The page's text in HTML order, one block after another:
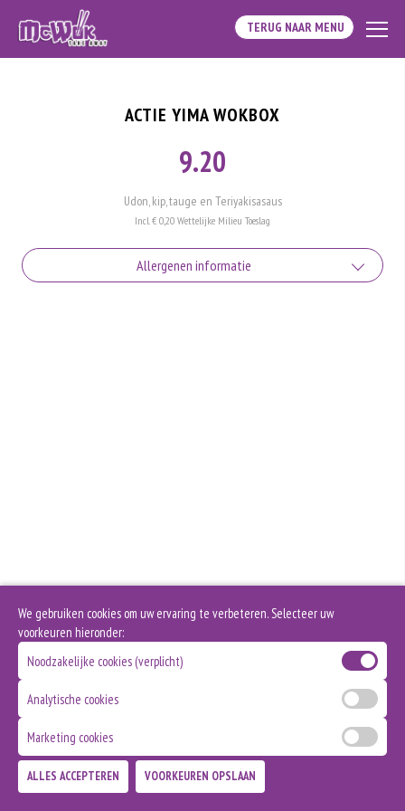
TERUG NAAR MENU
ACTIE YIMA WOKBOX
9.20
Udon, kip, tauge en Teriyakisasaus
Incl. € 0,20 Wettelijke Milieu Toeslag
Allergenen informatie
We gebruiken cookies om uw ervaring te verbeteren. Selecteer uw
voorkeuren hieronder:
Noodzakelijke cookies (verplicht)
Analytische cookies
Marketing cookies
ALLES ACCEPTEREN VOORKEUREN OPSLAAN